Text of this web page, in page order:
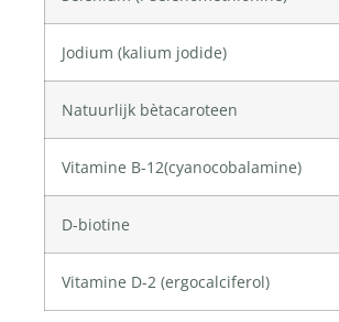
Jodium (kalium jodide)
Natuurlijk bètacaroteen
Vitamine B-12(cyanocobalamine)
D-biotine
Vitamine D-2 (ergocalciferol)